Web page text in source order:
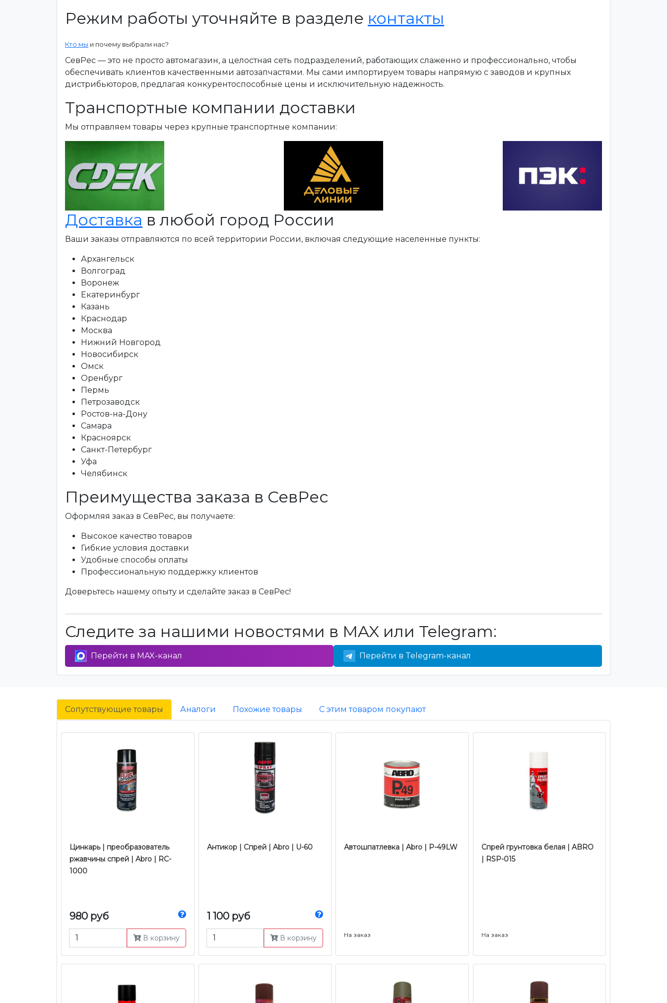
Режим работы уточняйте в разделе контакты
Кто мы и почему выбрали нас?
СевРес — это не просто автомагазин, а целостная сеть подразделений, работающих слаженно и профессионально, чтобы
обеспечивать клиентов качественными автозапчастями. Мы сами импортируем товары напрямую с заводов и крупных
дистрибьюторов, предлагая конкурентоспособные цены и исключительную надежность.
Транспортные компании доставки
Мы отправляем товары через крупные транспортные компании:
Доставка в любой город России
Ваши заказы отправляются по всей территории России, включая следующие населенные пункты:
Архангельск
Волгоград
Воронеж
Екатеринбург
Казань
Краснодар
Москва
Нижний Новгород
Новосибирск
Омск
Оренбург
Пермь
Петрозаводск
Ростов-на-Дону
Самара
Красноярск
Санкт-Петербург
Уфа
Челябинск
Преимущества заказа в СевРес
Оформляя заказ в СевРес, вы получаете:
Высокое качество товаров
Гибкие условия доставки
Удобные способы оплаты
Профессиональную поддержку клиентов
Доверьтесь нашему опыту и сделайте заказ в СевРес!
Следите за нашими новостями в MAX или Telegram:
Перейти в MAX-канал Перейти в Telegram-канал
Сопутствующие товары Аналоги Похожие товары С этим товаром покупают
Цинкарь | преобразователь
ржавчины спрей | Abro | RC-
1000
980 руб
В корзину
Антикор | Спрей | Abro | U-60
1 100 руб
В корзину
Автошпатлевка | Abro | Р-49LW
На заказ
Спрей грунтовка белая | ABRO
| RSP-015
На заказ